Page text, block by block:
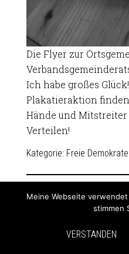
Die Flyer zur
Ich habe großes
Plakatieraktion
Hände und Mitstreiter
Verteilen!
Kategorie: Freie
« VORHERIGE SEITE 1
NÄCHSTE SEITE »
Meine Webseite
stimmen
VERSTANDEN